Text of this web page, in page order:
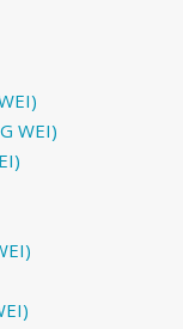
WEI)